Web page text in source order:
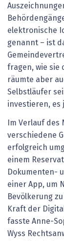
elektronische
genannt – ist
fragen, wie sie
räumte aber
Selbstläufer
investieren, es
Im Verlauf
verschiedene
erfolgreich
einem
Dokumenten-
einer App, um
Bevölkerung
Kraft der
fasste Anne-
Wyss